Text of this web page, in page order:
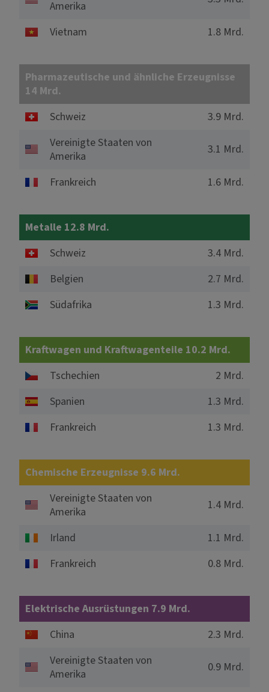
Amerika
Vietnam 1.8 Mrd.
Pharmazeutische und ähnliche Erzeugnisse
14 Mrd.
Schweiz
3.9 Mrd.
Vereinigte Staaten von
Amerika
3.1 Mrd.
Frankreich 1.6 Mrd.
Metalle 12.8 Mrd.
Schweiz
3.4 Mrd.
Belgien
2.7 Mrd.
Südafrika
1.3 Mrd.
Kraftwagen und Kraftwagenteile 10.2 Mrd.
Tschechien
2 Mrd.
Spanien
1.3 Mrd.
Frankreich
1.3 Mrd.
Chemische Erzeugnisse 9.6 Mrd.
Vereinigte Staaten von
Amerika
1.4 Mrd.
Irland
1.1 Mrd.
Frankreich
0.8 Mrd.
Elektrische Ausrüstungen 7.9 Mrd.
China
2.3 Mrd.
Vereinigte Staaten von
Amerika
0.9 Mrd.